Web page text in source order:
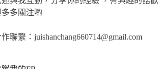
多多關注喲
作聯繫：juishanchang660714@gmail.com